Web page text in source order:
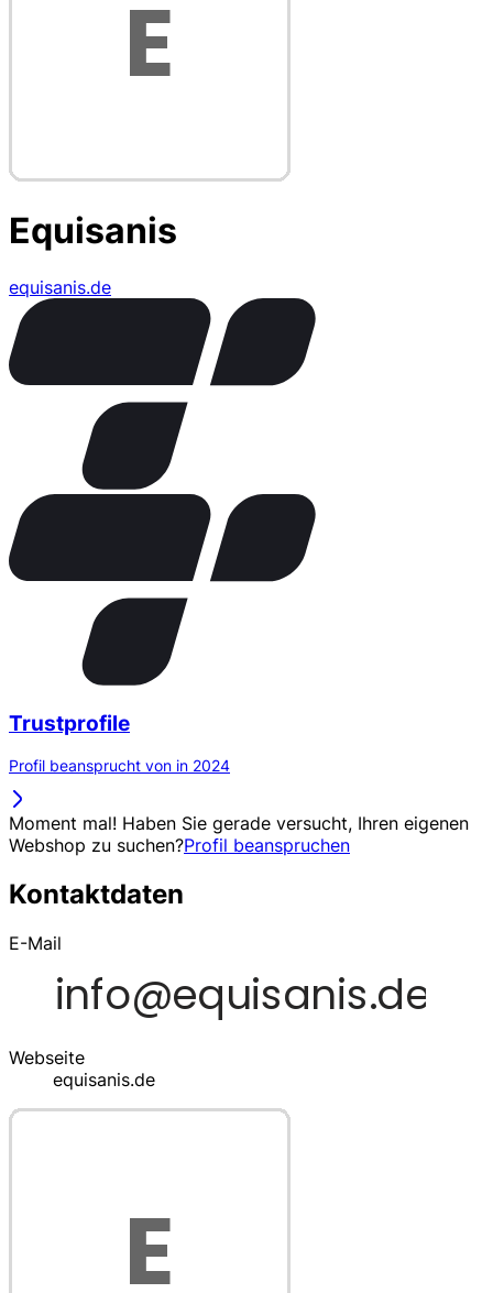
Equisanis
equisanis.de
Trustprofile
Profil beansprucht von in 2024
Moment mal! Haben Sie gerade versucht, Ihren eigenen
Webshop zu suchen?Profil beanspruchen
Kontaktdaten
E-Mail
Webseite
equisanis.de